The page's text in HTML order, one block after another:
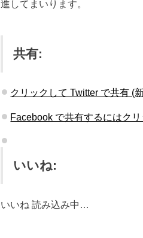
進してまいります。
共有:
クリックして Twitter で共有 (
Facebook で共有するにはク
いいね:
いいね 読み込み中…